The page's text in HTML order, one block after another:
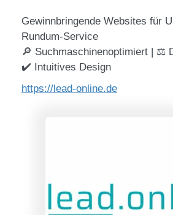
Gewinnbringende Websites für
Rundum-Service
🔎 Suchmaschinenoptimiert | ⚖️
✔️ Intuitives Design
https://lead-online.de